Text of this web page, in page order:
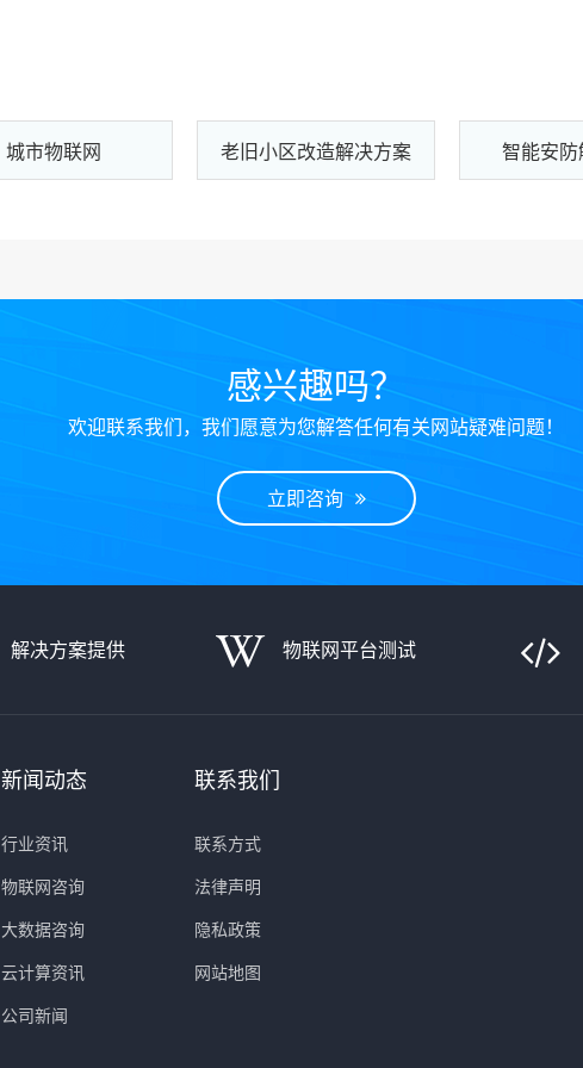
城市物联网 老旧小区改造解决方案 智能安
感兴趣吗？
欢迎联系我们，我们愿意为您解答任何有关网站疑难问题！
立即咨询
解决方案提供 物联网平台测试
新闻动态
行业资讯
物联网咨询
大数据咨询
云计算资讯
公司新闻
联系我们
联系方式
法律声明
隐私政策
网站地图